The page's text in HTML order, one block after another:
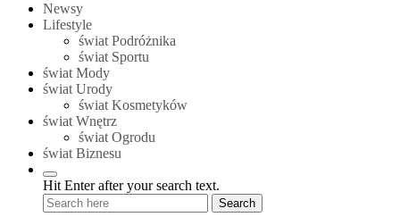
Newsy
Lifestyle
świat Podróżnika
świat Sportu
świat Mody
świat Urody
świat Kosmetyków
świat Wnętrz
świat Ogrodu
świat Biznesu
Hit Enter after your search text.